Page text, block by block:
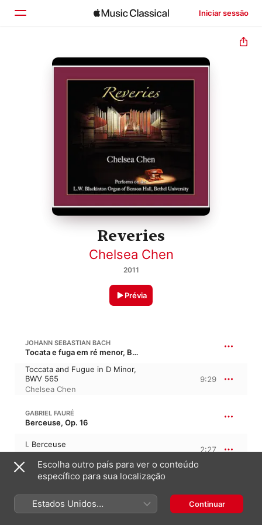
Iniciar sessão
Início
Explorar
Reveries
Chelsea Chen
2011
Prévia
JOHANN SEBASTIAN BACH
Tocata e fuga em ré menor, BWV 565
Toccata and Fugue in D Minor,
BWV 565
Chelsea Chen
9:29
GABRIEL FAURÉ
Berceuse, Op. 16
I. Berceuse
Chelsea Chen
2:27
GABRIEL FAURÉ
Dolly Suite, Op. 56
II. Mi-a-ou
Escolha outro país para ver o conteúdo
específico para sua localização
Estados Unidos
(Português Brasil)
Continuar